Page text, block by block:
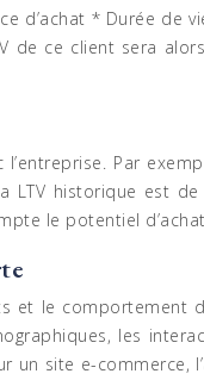
d’achat * Durée
de ce client sera
Par
LTV historique est
le potentiel
le
les
site e-commerce,